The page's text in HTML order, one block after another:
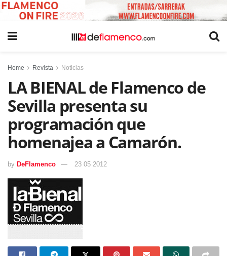
Home Revista Noticias
LA BIENAL de Flamenco de
Sevilla presenta su
programación que
homenajea a Camarón.
by DeFlamenco 23 05 2012